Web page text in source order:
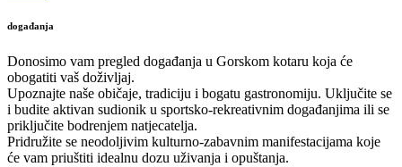
događanja
Donosimo vam pregled događanja u Gorskom kotaru koja će
obogatiti vaš doživljaj.
Upoznajte naše običaje, tradiciju i bogatu gastronomiju. Uključite se
i budite aktivan sudionik u sportsko-rekreativnim događanjima ili se
priključite bodrenjem natjecatelja.
Pridružite se neodoljivim kulturno-zabavnim manifestacijama koje
će vam priuštiti idealnu dozu uživanja i opuštanja.